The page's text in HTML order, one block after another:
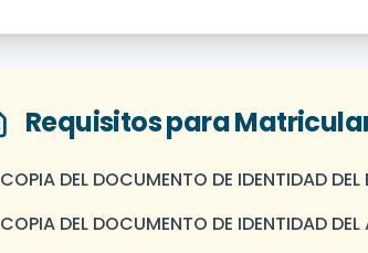
Requisitos para
COPIA DEL DOCUMENTO DE IDENTIDAD DEL
COPIA DEL DOCUMENTO DE IDENTIDAD